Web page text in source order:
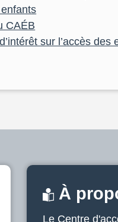
CAÉB
sur l’accès
À
Le Centre